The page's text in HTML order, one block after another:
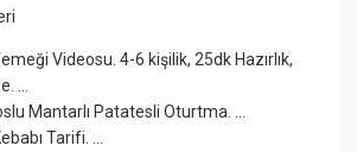
Videosu. 4-6 kişilik, 25dk Hazırlık,
...
Mantarlı Patatesli Oturtma. ...
Tarifi. ...